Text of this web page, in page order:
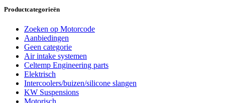
Productcategorieën
Zoeken op Motorcode
Aanbiedingen
Geen categorie
Air intake systemen
Celtemp Engineering parts
Elektrisch
Intercoolers/buizen/silicone slangen
KW Suspensions
Motorisch